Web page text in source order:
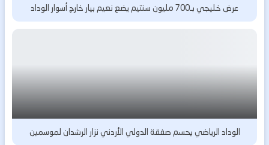
عرض خليجي بـ700 مليون سنتيم يضع نعيم بيار خارج أسوار الوداد
الوداد الرياضي يحسم صفقة الدولي الأردني نزار الرشدان لموسمين